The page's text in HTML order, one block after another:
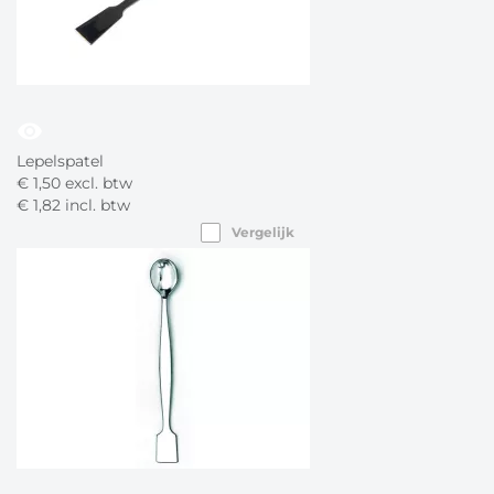
Lepelspatel
€ 1,50 excl. btw
€ 1,82 incl. btw
Vergelijk